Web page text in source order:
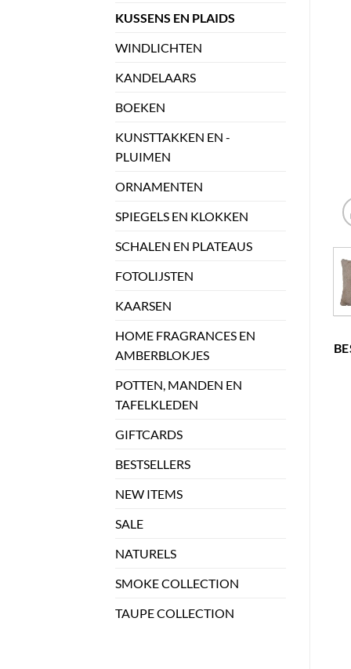
KUSSENS EN PLAIDS
WINDLICHTEN
KANDELAARS
BOEKEN
KUNSTTAKKEN EN -
PLUIMEN
ORNAMENTEN
SPIEGELS EN KLOKKEN
SCHALEN EN PLATEAUS
FOTOLIJSTEN
KAARSEN
HOME FRAGRANCES EN
AMBERBLOKJES
POTTEN, MANDEN EN
TAFELKLEDEN
GIFTCARDS
BESTSELLERS
NEW ITEMS
SALE
NATURELS
SMOKE COLLECTION
TAUPE COLLECTION